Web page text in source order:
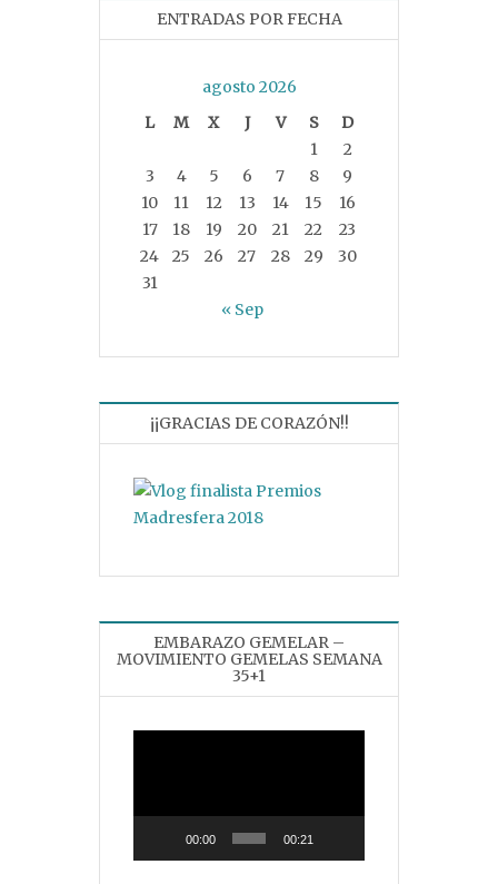
ENTRADAS POR FECHA
agosto 2026
L
M X J V S
D
1
2
3
4 5 6 7 8
9
10
11 12 13 14 15
16
17
18 19 20 21 22
23
24
25 26 27 28 29
30
31
« Sep
¡¡GRACIAS DE CORAZÓN!!
EMBARAZO GEMELAR –
MOVIMIENTO GEMELAS SEMANA
35+1
00:00 00:21